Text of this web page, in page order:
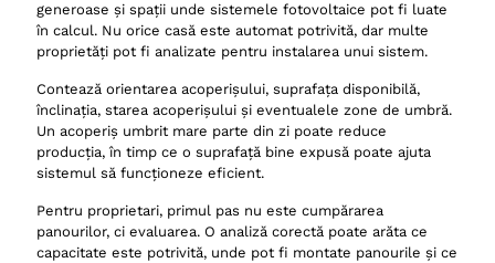
generoase și spații unde sistemele fotovoltaice pot fi luate
în calcul. Nu orice casă este automat potrivită, dar multe
proprietăți pot fi analizate pentru instalarea unui sistem.
Contează orientarea acoperișului, suprafața disponibilă,
înclinația, starea acoperișului și eventualele zone de umbră.
Un acoperiș umbrit mare parte din zi poate reduce
producția, în timp ce o suprafață bine expusă poate ajuta
sistemul să funcționeze eficient.
Pentru proprietari, primul pas nu este cumpărarea
panourilor, ci evaluarea. O analiză corectă poate arăta ce
capacitate este potrivită, unde pot fi montate panourile și ce